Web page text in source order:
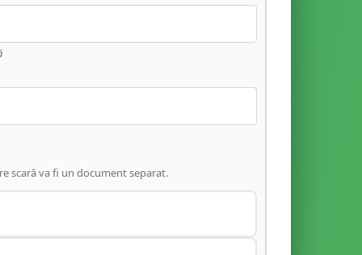
scară va fi un document separat.